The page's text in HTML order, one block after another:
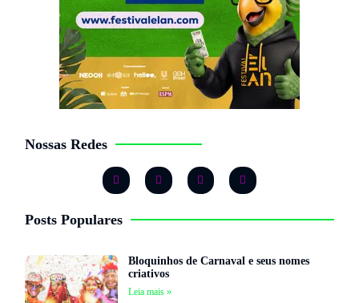
Nossas Redes
Posts Populares
Bloquinhos de Carnaval e seus nomes
criativos
Leia mais »